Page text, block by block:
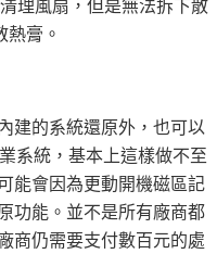
熱膏。
建的系統還原外，也可以
系統，基本上這樣做不至
能會因為更動開機磁區記
功能。並不是所有廠商都
商仍需要支付數百元的處